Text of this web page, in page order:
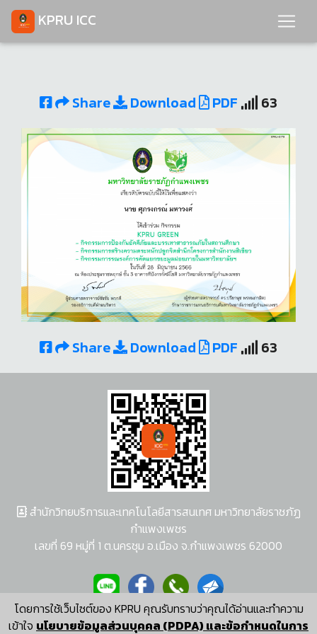
KPRU ICC
Share Download PDF 63
Share Download PDF 63
โดยการใช้เว็บไซต์ของ KPRU คุณรับทราบว่าคุณได้อ่านและทำความ
เข้าใจ นโยบายข้อมูลส่วนบุคคล (PDPA) และข้อกำหนดในการ
สำนักวิทยบริการและเทคโนโลยีสารสนเทศ มหาวิทยาลัยราชภัฏ
กำแพงเพชร
เลขที่ 69 หมู่ที่ 1 ต.นครชุม อ.เมือง จ.กำแพงเพชร 62000
ผู้พัฒนาระบบ อนุชา พวงผกา